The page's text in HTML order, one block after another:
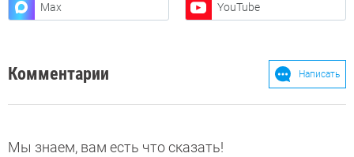
Max YouTube
Комментарии Написать
Мы знаем, вам есть что сказать!